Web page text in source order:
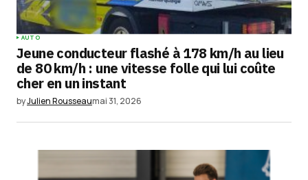
AUTO
Jeune conducteur flashé à 178 km/h au lieu
de 80 km/h : une vitesse folle qui lui coûte
cher en un instant
byJulien Rousseaumai 31, 2026